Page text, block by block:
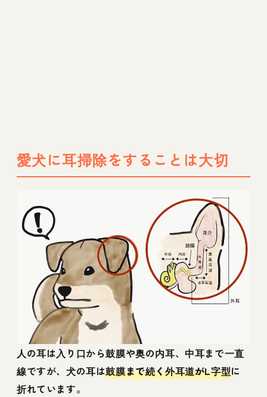
愛犬に耳掃除をすることは大切
人の耳は入り口から鼓膜や奥の内耳、中耳まで一直
線ですが、犬の耳は鼓膜まで続く外耳道がL字型に
折れています。